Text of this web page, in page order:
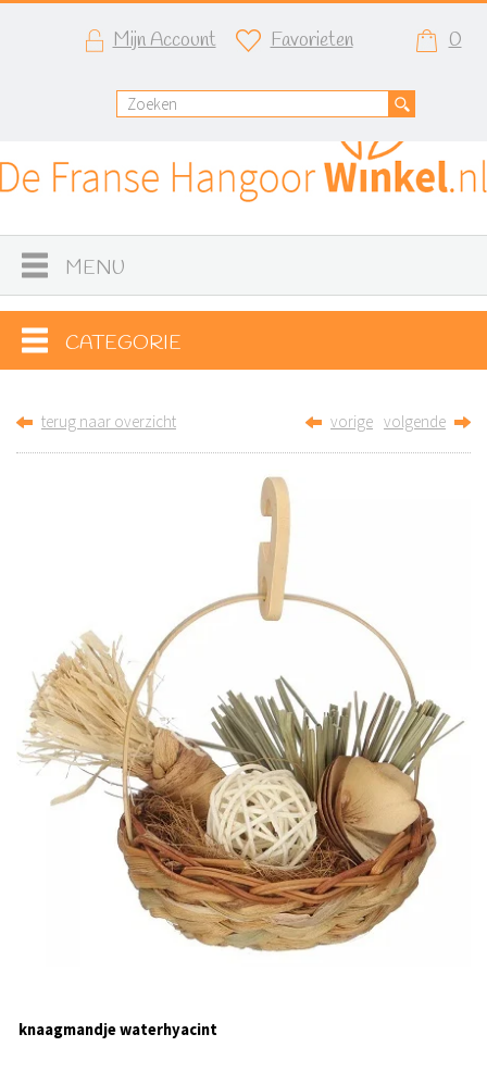
Mijn Account Favorieten 0
MENU
CATEGORIE
terug naar overzicht vorige volgende
knaagmandje waterhyacint